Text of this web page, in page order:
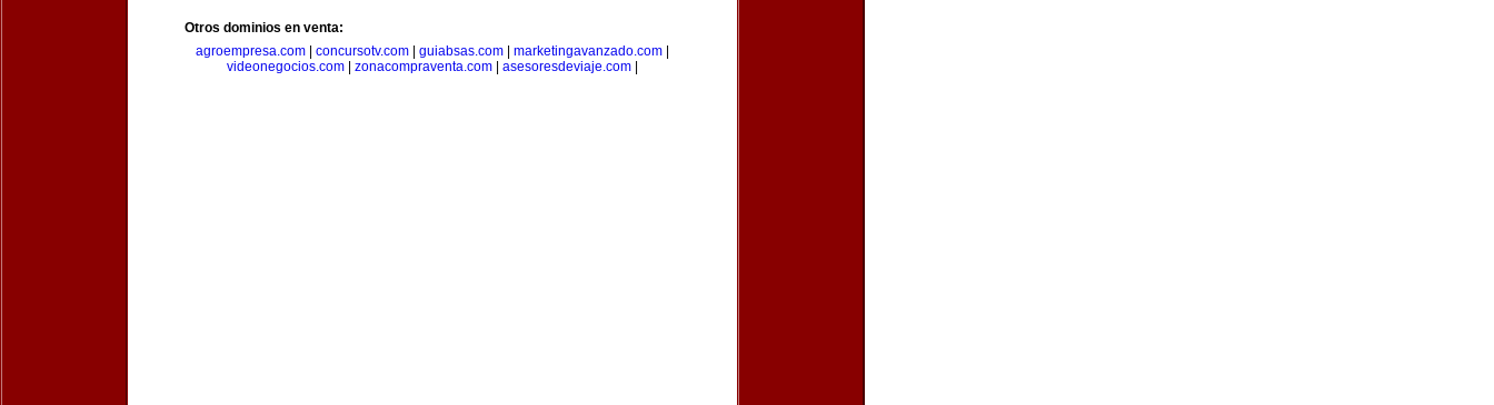
Otros dominios en venta:
agroempresa.com
concursotv.com guiabsas.com marketingavanzado.com
videonegocios.com
zonacompraventa.com asesoresdeviaje.com